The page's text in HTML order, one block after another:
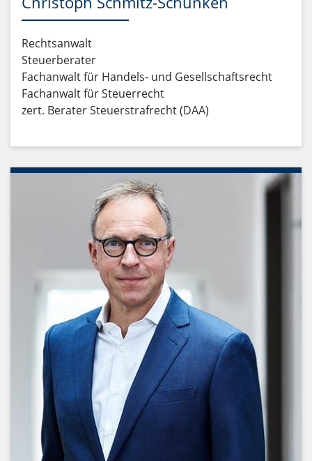
Rechtsanwalt
Steuerberater
Fachanwalt für Handels- und Gesellschaftsrecht
Fachanwalt für Steuerrecht
zert. Berater Steuerstrafrecht (DAA)